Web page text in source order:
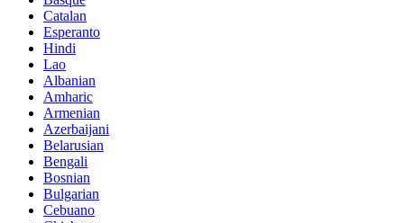
Catalan
Esperanto
Hindi
Lao
Albanian
Amharic
Armenian
Azerbaijani
Belarusian
Bengali
Bosnian
Bulgarian
Cebuano